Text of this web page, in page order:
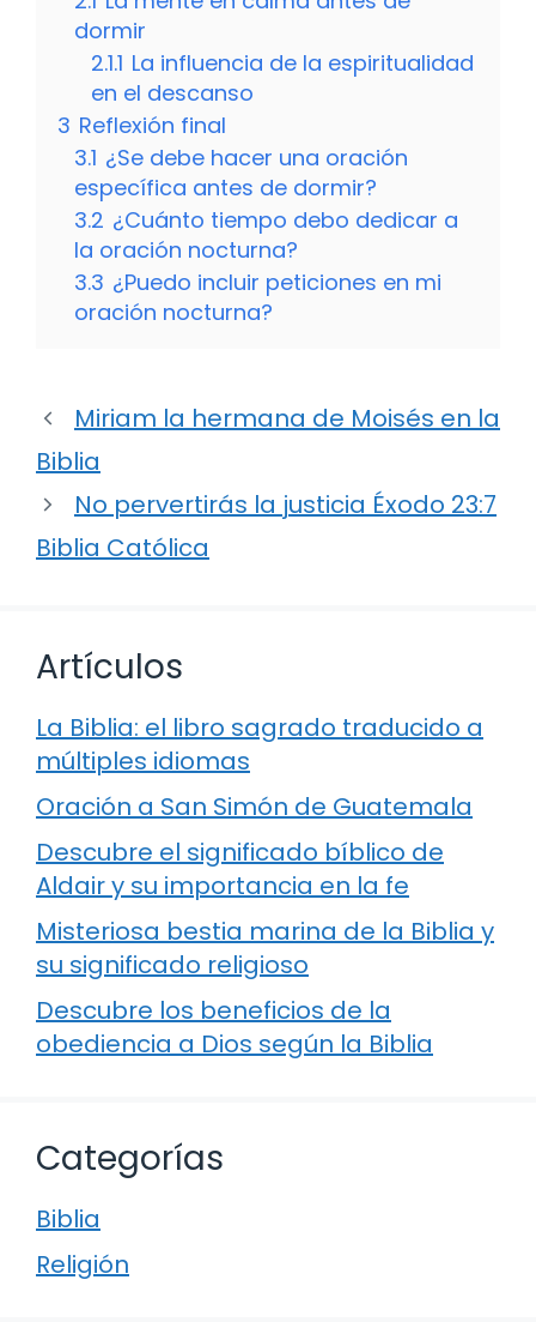
dormir
2.1.1 La influencia de la espiritualidad
en el descanso
3 Reflexión final
3.1 ¿Se debe hacer una oración
específica antes de dormir?
3.2 ¿Cuánto tiempo debo dedicar a
la oración nocturna?
3.3 ¿Puedo incluir peticiones en mi
oración nocturna?
Miriam la hermana de Moisés en la
Biblia
No pervertirás la justicia Éxodo 23:7
Biblia Católica
Artículos
La Biblia: el libro sagrado traducido a
múltiples idiomas
Oración a San Simón de Guatemala
Descubre el significado bíblico de
Aldair y su importancia en la fe
Misteriosa bestia marina de la Biblia y
su significado religioso
Descubre los beneficios de la
obediencia a Dios según la Biblia
Categorías
Biblia
Religión